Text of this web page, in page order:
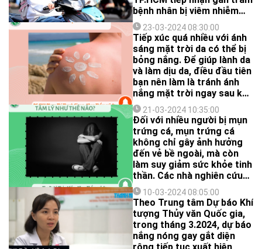
bệnh nhân bị viêm nhiễm
vùng da đến khám.
23-03-2024 08:30:00
Tiếp xúc quá nhiều với ánh
sáng mặt trời da có thể bị
bỏng nắng. Để giúp lành da
và làm dịu da, điều đầu tiên
bạn nên làm là tránh ánh
nắng mặt trời ngay sau khi
phát hiện bỏng nắng.
21-03-2024 10:35:00
Đối với nhiều người bị mụn
trứng cá, mụn trứng cá
không chỉ gây ảnh hưởng
đến vẻ bề ngoài, mà còn
làm suy giảm sức khỏe tinh
thần. Các nhà nghiên cứu
đã chứng minh rằng người
bị mụn trứng cá có thể mắc
các vấn đề tâm lý bao gồm:
trầm cảm, lo lắng, tự ti,
ngại giao tiếp gây giảm
chất lượng cuộc sống trầm
10-03-2024 08:05:00
Theo Trung tâm Dự báo Khí
tượng Thủy văn Quốc gia,
trong tháng 3.2024, dự báo
nắng nóng gay gắt diện